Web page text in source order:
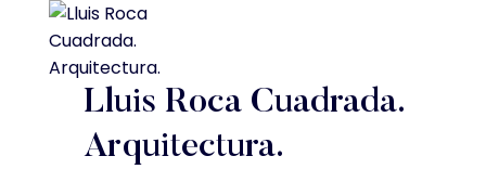
Lluis Roca Cuadrada.
Arquitectura.